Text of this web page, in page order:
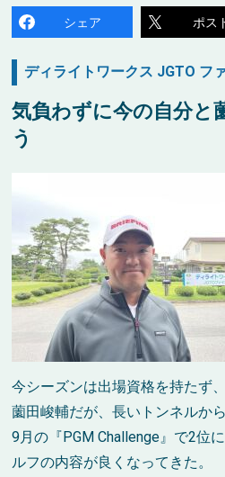
シェア ポス
ディライトワークス JGTO フ
気負わずに今の自分と
う
今シーズンは出場資格を持たず
薗田峻輔だが、長いトンネルか
9月の『PGM Challenge』で2位
ルフの内容が良くなってきた。